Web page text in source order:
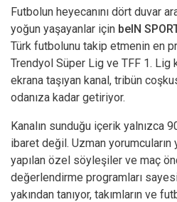
Futbolun heyecanını dört duvar
yoğun yaşayanlar için beIN
Türk futbolunu takip etmenin en
Trendyol Süper Lig ve TFF 1. Lig
ekrana taşıyan kanal, tribün
odanıza kadar getiriyor.
Kanalın sunduğu içerik yalnızca
ibaret değil. Uzman yorumcuların
yapılan özel söyleşiler ve maç
değerlendirme programları
yakından tanıyor, takımların ve